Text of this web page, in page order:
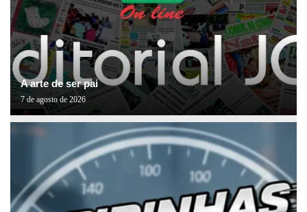
A arte de ser pai
7 de agosto de 2026